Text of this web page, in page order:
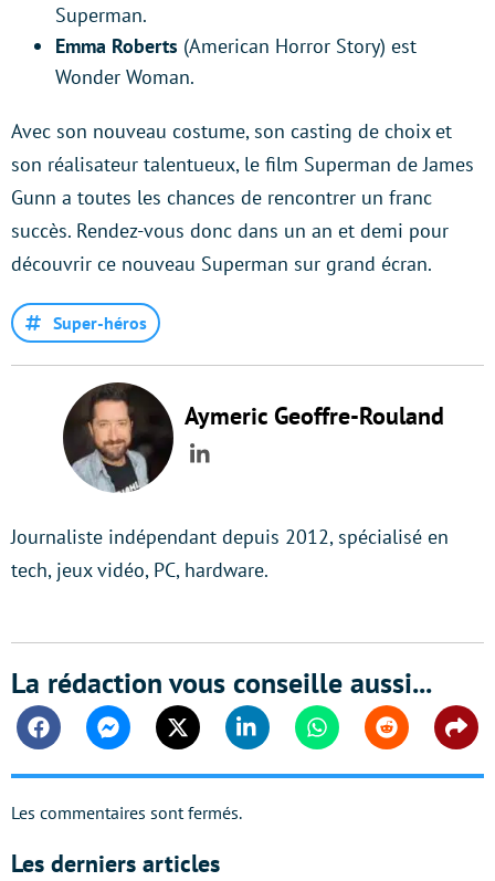
Superman.
Emma Roberts (American Horror Story) est
Wonder Woman.
Avec son nouveau costume, son casting de choix et
son réalisateur talentueux, le film Superman de James
Gunn a toutes les chances de rencontrer un franc
succès. Rendez-vous donc dans un an et demi pour
découvrir ce nouveau Superman sur grand écran.
Super-héros
Aymeric Geoffre-Rouland
LinkedIn
Journaliste indépendant depuis 2012, spécialisé en
tech, jeux vidéo, PC, hardware.
La rédaction vous conseille aussi...
FacebookMessengerTwitter Linkedin WhatsappReddit
Les commentaires sont fermés.
Les derniers articles